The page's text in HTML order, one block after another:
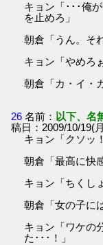
キョン「･･･俺
を止めろ」
朝倉「うん。そ
キョン「やめろ
朝倉「カ・イ・
26 名前： 以下、名
稿日：2009/10/19(
キョン「クソッ
朝倉「最高に快
キョン「ちくし
朝倉「女の子に
キョン「ワケの
た･･･！」